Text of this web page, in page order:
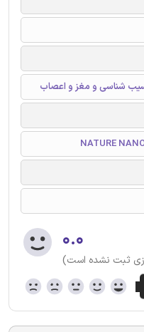
شناسی و مغز و اعصاب
۰.۰
ثبت نشده است)